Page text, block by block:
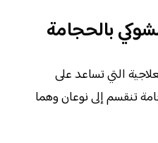
بالحجامة
التي تساعد على
تنقسم إلى نوعان وهما